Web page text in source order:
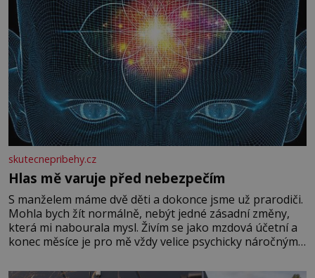
skutecnepribehy.cz
Hlas mě varuje před nebezpečím
S manželem máme dvě děti a dokonce jsme už prarodiči.
Mohla bych žít normálně, nebýt jedné zásadní změny,
která mi nabourala mysl. Živím se jako mzdová účetní a
konec měsíce je pro mě vždy velice psychicky náročným
dál častěji volá o pomoc, co se hlídání týče. Dalo by se